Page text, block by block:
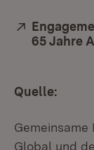
Extern:
65 Jahre
Quelle:
Global und